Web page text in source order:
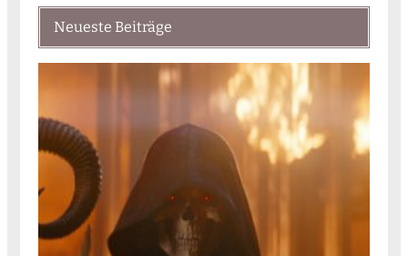
Neueste Beiträge